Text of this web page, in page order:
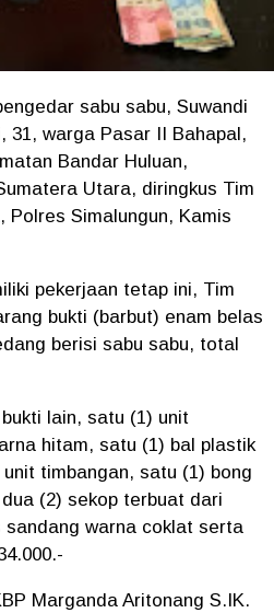
sabu sabu, Suwandi
31, warga Pasar II Bahapal,
Bandar Huluan,
Utara, diringkus Tim
Polres Simalungun, Kamis
pekerjaan tetap ini, Tim
bukti (barbut) enam belas
berisi sabu sabu, total
lain, satu (1) unit
hitam, satu (1) bal plastik
timbangan, satu (1) bong
(2) sekop terbuat dari
warna coklat serta
Marganda Aritonang S.IK.